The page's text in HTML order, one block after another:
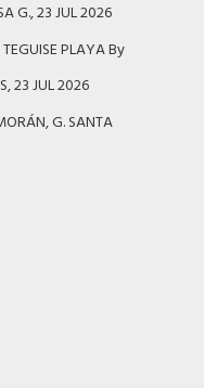
G., 23 JUL 2026
PLAYA By
23 JUL 2026
G. SANTA